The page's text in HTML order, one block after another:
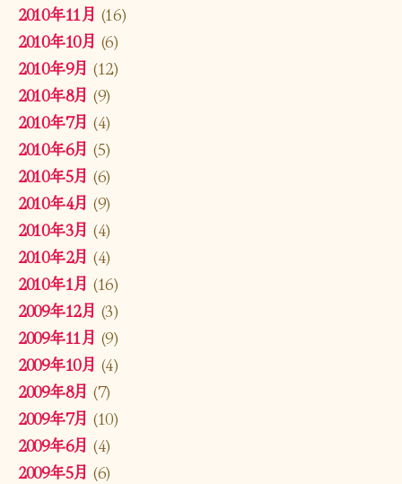
2010年11月 (16)
2010年10月 (6)
2010年9月 (12)
2010年8月 (9)
2010年7月 (4)
2010年6月 (5)
2010年5月 (6)
2010年4月 (9)
2010年3月 (4)
2010年2月 (4)
2010年1月 (16)
2009年12月 (3)
2009年11月 (9)
2009年10月 (4)
2009年8月 (7)
2009年7月 (10)
2009年6月 (4)
2009年5月 (6)